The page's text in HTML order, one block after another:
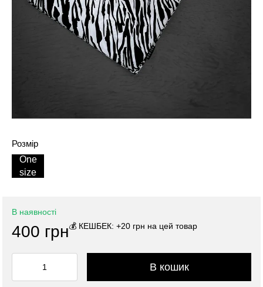
Розмір
One
size
В наявності
400 грн💰 КЕШБЕК: +20 грн на цей товар
В кошик